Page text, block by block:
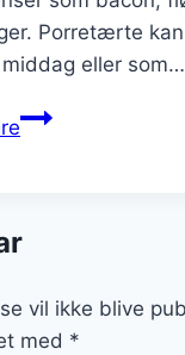
Porretærte
eller som…
Porretærte
lækker
vil ikke blive
med *